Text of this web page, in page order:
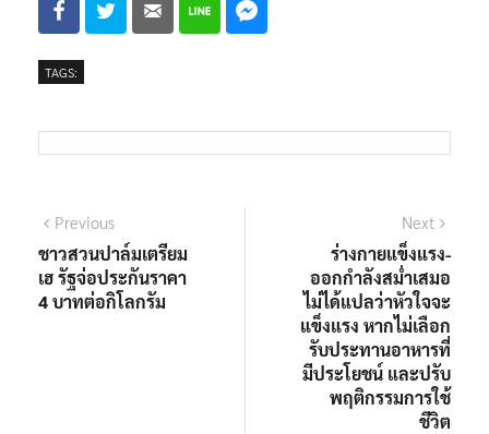
TAGS:
Previous
ชาวสวนปาล์มเตรียม
เฮ รัฐจ่อประกันราคา
4 บาทต่อกิโลกรัม
Next
ร่างกายแข็งแรง-
ออกกำลังสม่ำเสมอ
ไม่ได้แปลว่าหัวใจจะ
แข็งแรง หากไม่เลือก
รับประทานอาหารที่
มีประโยชน์ และปรับ
พฤติกรรมการใช้
ชีวิต